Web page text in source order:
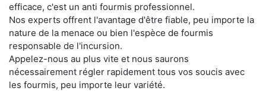
efficace, c'est un anti fourmis professionnel.
Nos experts offrent l'avantage d'être fiable, peu importe la
nature de la menace ou bien l'espèce de fourmis
responsable de l'incursion.
Appelez-nous au plus vite et nous saurons
nécessairement régler rapidement tous vos soucis avec
les fourmis, peu importe leur variété.